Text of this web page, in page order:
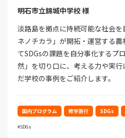
明石市立錦城中学校 様
淡路島を拠点に持続可能な社会
ネノチカラ」が開拓・運営する
てSDGsの課題を自分事化するプ
然」を切り口に、考える力や実
だ学校の事例をご紹介します。
国内プログラム 修学旅行 SDGs
SDGs